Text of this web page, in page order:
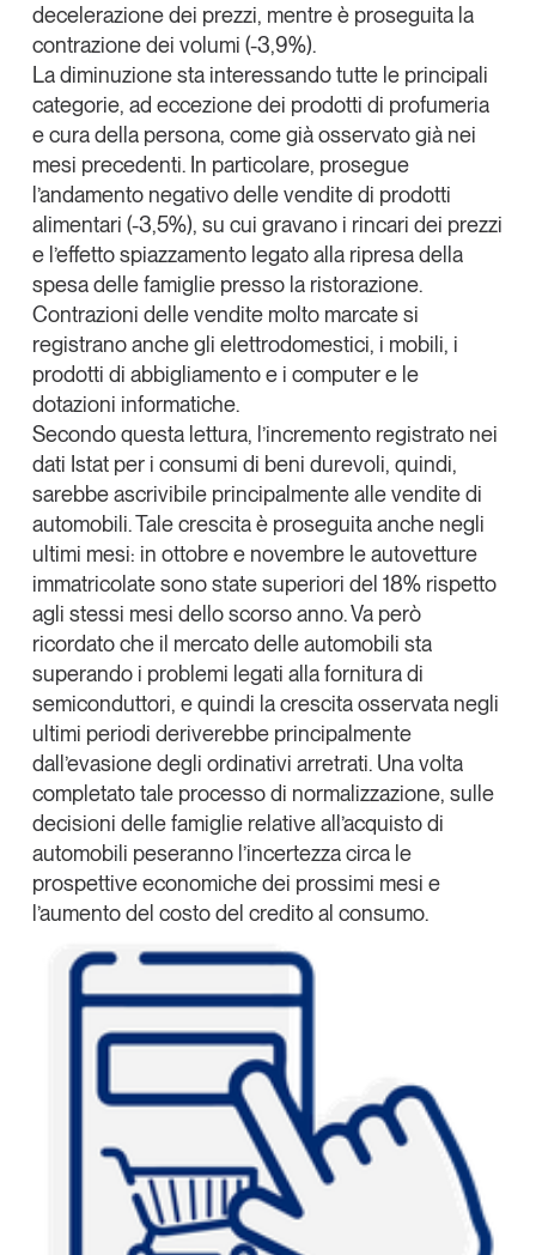
Tendenze Journal
La nostra newsletter nella tua email
Iscriviti
Un anno di
Tendenze2026
Leggi il magazine
Tendenze è il magazine di GS1 Italy che racconta in
modo indipendente il cambiamento e le sfide del largo
consumo e dell’economia a professionisti e
consumatori
GS1 Italy GS1 Italy GS1 Italy
Tendenze
GS1 Italy
decelerazione dei prezzi, mentre è proseguita la
contrazione dei volumi (-3,9%).
La diminuzione sta interessando tutte le principali
categorie, ad eccezione dei prodotti di profumeria
e cura della persona, come già osservato già nei
mesi precedenti. In particolare, prosegue
l’andamento negativo delle vendite di prodotti
alimentari (-3,5%), su cui gravano i rincari dei prezzi
e l’effetto spiazzamento legato alla ripresa della
spesa delle famiglie presso la ristorazione.
Contrazioni delle vendite molto marcate si
registrano anche gli elettrodomestici, i mobili, i
prodotti di abbigliamento e i computer e le
dotazioni informatiche.
Secondo questa lettura, l’incremento registrato nei
dati Istat per i consumi di beni durevoli, quindi,
sarebbe ascrivibile principalmente alle vendite di
automobili. Tale crescita è proseguita anche negli
ultimi mesi: in ottobre e novembre le autovetture
immatricolate sono state superiori del 18% rispetto
agli stessi mesi dello scorso anno. Va però
ricordato che il mercato delle automobili sta
superando i problemi legati alla fornitura di
semiconduttori, e quindi la crescita osservata negli
ultimi periodi deriverebbe principalmente
dall’evasione degli ordinativi arretrati. Una volta
completato tale processo di normalizzazione, sulle
decisioni delle famiglie relative all’acquisto di
automobili peseranno l’incertezza circa le
prospettive economiche dei prossimi mesi e
l’aumento del costo del credito al consumo.